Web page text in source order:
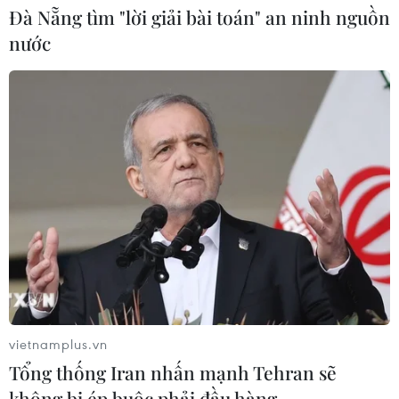
Hạn hán nghiêm trọng đe dọa "huyết
mạch" kinh tế châu Âu
Để trái sầu riêng đáp ứng yêu cầu
xuất khẩu bền vững
Tây Ninh thúc đẩy bình dân học vụ
số, tạo động lực phát triển kinh tế số
07/08/2026 07:17
Đà Nẵng tìm "lời giải bài toán" an ninh nguồn
nước
vietnamplus.vn
Tổng thống Iran nhấn mạnh Tehran sẽ